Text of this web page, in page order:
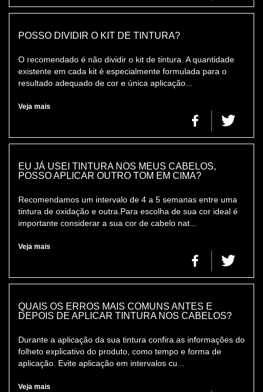
POSSO DIVIDIR O KIT DE TINTURA?
O recomendado é não dividir o kit de tintura. A quantidade
existente em cada kit é especialmente formulada para o
resultado adequado de cor e única aplicação...
Veja mais
EU JÁ USEI TINTURA NOS MEUS CABELOS,
POSSO APLICAR OUTRO TOM EM CIMA?
Recomendamos um intervalo de 4 a 5 semanas entre uma
tintura de oxidação e outra.Para escolha de sua cor ideal é
importante considerar a sua cor de cabelo nat...
Veja mais
QUAIS OS ERROS MAIS COMUNS ANTES E
DEPOIS DE APLICAR TINTURA NOS CABELOS?
Durante a aplicação da sua tintura confira as informações do
folheto explicativo do produto, como tempo e forma de
aplicação. Evite aplicação em intervalos cu...
Veja mais